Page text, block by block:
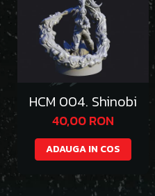
HCM 004. Shinobi
40,00 RON
ADAUGA IN COS